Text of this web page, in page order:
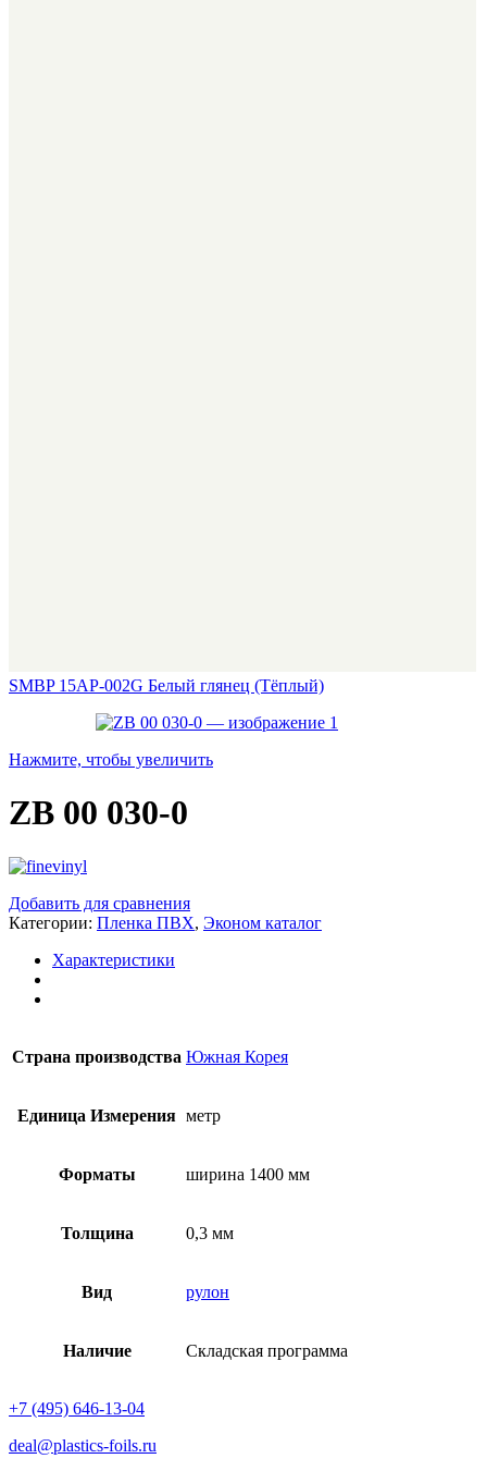
SMBP 15AP-002G Белый глянец (Тёплый)
Нажмите, чтобы увеличить
ZB 00 030-0
Добавить для сравнения
Категории: Пленка ПВХ, Эконом каталог
Характеристики
Страна производства Южная Корея
Единица Измерения метр
Форматы ширина 1400 мм
Толщина 0,3 мм
Вид рулон
Наличие Складская программа
+7 (495) 646-13-04
deal@plastics-foils.ru